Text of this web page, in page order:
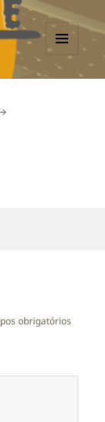
MENU
obrigatórios